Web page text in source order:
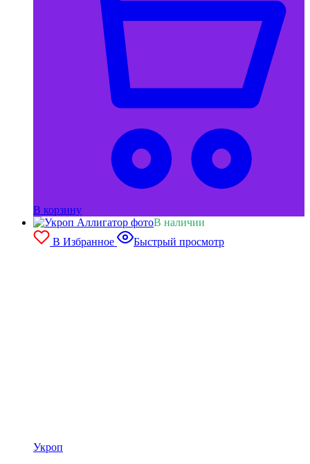
В корзину
В наличии
В Избранное
Быстрый просмотр
Укроп